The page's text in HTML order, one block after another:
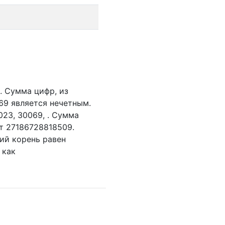
Сумма цифр, из
является нечетным.
30069, . Сумма
27186728818509.
корень равен